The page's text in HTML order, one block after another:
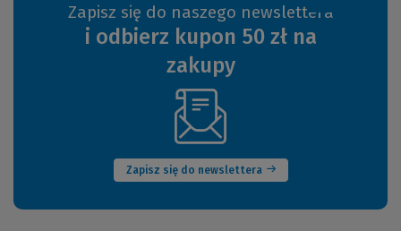
Zapisz się do naszego newslettera
i odbierz kupon 50 zł na
zakupy
Zapisz się do newslettera
(Nowe
okno)